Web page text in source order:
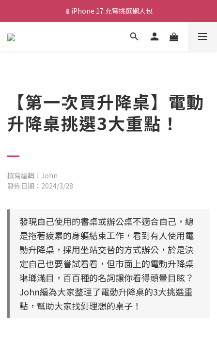
💰新會員送 $88 購物金
📱iPhone 17 充電挑選懶人包
🎟️ 去領優惠券 ▶▶
【第一次買升降桌】電動
升降桌挑選3大重點！
撰寫編輯：John
發佈日期：2024/3/28
發現自己使用的書桌或辦公桌不適合自己，總
是拖著疲累的身軀結束工作，看到有人使用電
動升降桌，採用坐站交替的方式辦公，於是決
定自己也要嘗試看看，但市面上的電動升降桌
琳瑯滿目，百百種的名詞讓你看得頭暈目眩？
John編為大家整理了電動升降桌的3大挑選重
點，幫助大家找到理想的桌子！